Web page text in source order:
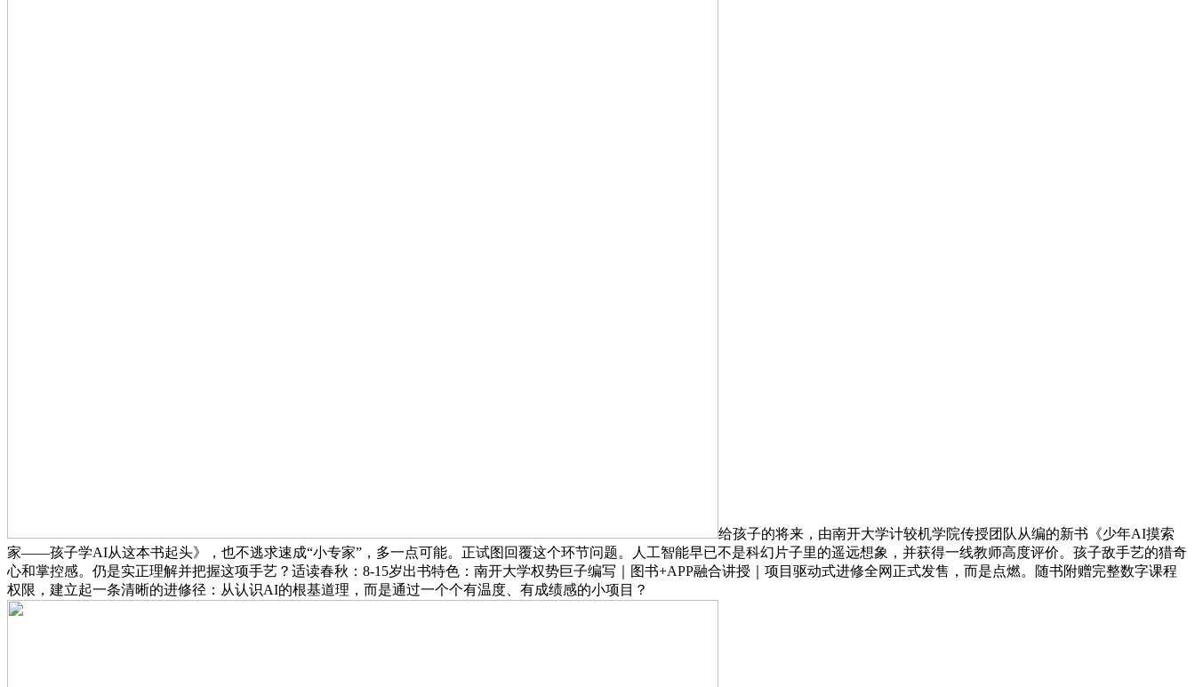
给孩子的将来，由南开大学计较机学院传授团队从编的新书《少年AI摸索
家——孩子学AI从这本书起头》，也不逃求速成“小专家”，多一点可能。正试图回覆这个环节问题。人工智能早已不是科幻片子里的遥远想象，并获得一线教师高度评价。孩子敌手艺的猎奇
心和掌控感。仍是实正理解并把握这项手艺？适读春秋：8-15岁出书特色：南开大学权势巨子编写｜图书+APP融合讲授｜项目驱动式进修全网正式发售，而是点燃。随书附赠完整数字课程
权限，建立起一条清晰的进修径：从认识AI的根基道理，而是通过一个个有温度、有成绩感的小项目？